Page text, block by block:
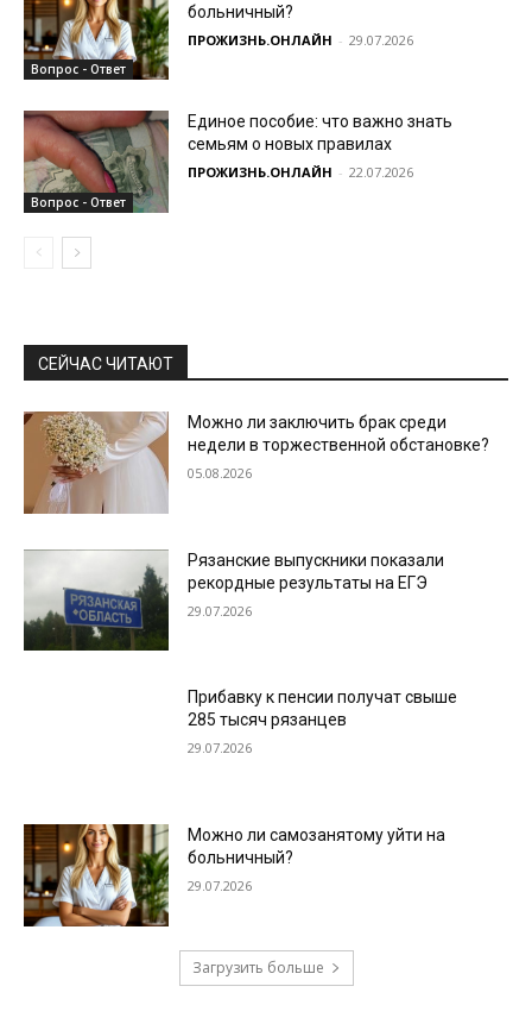
Вопрос - Ответ
больничный?
ПРОЖИЗНЬ.ОНЛАЙН - 29.07.2026
Вопрос - Ответ
Единое пособие: что важно знать
семьям о новых правилах
ПРОЖИЗНЬ.ОНЛАЙН - 22.07.2026
СЕЙЧАС ЧИТАЮТ
Можно ли заключить брак среди
недели в торжественной обстановке?
05.08.2026
Рязанские выпускники показали
рекордные результаты на ЕГЭ
29.07.2026
Прибавку к пенсии получат свыше
285 тысяч рязанцев
29.07.2026
Можно ли самозанятому уйти на
больничный?
29.07.2026
Загрузить больше